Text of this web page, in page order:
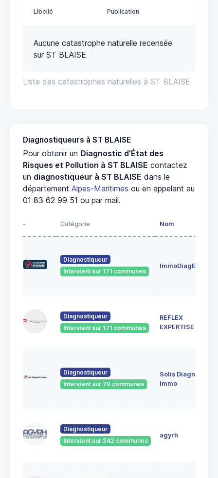
Liste des catastrophes naturelles à ST BLAISE
Libellé Publication
Aucune catastrophe naturelle recensée
sur ST BLAISE
Diagnostiqueurs à ST BLAISE
Pour obtenir un Diagnostic d'État des
Risques et Pollution à ST BLAISE contactez
un diagnostiqueur à ST BLAISE dans le
département Alpes-Maritimes ou en appelant au
01 83 62 99 51 ou par mail.
- Catégorie Nom
Diagnostiqueur
Intervient sur 171 communes
ImmoDiagEnergie
Diagnostiqueur
Intervient sur 171 communes
REFLEX
EXPERTISE
Diagnostiqueur
Intervient sur 70 communes
Solis Diagnostic
Immo
Diagnostiqueur
Intervient sur 242 communes
agyrh